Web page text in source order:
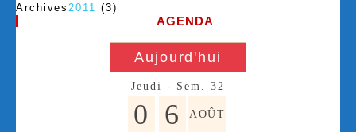
Archives2011 (3)
AGENDA
Aujourd'hui
Jeudi - Sem. 32
0 6 AOÛT